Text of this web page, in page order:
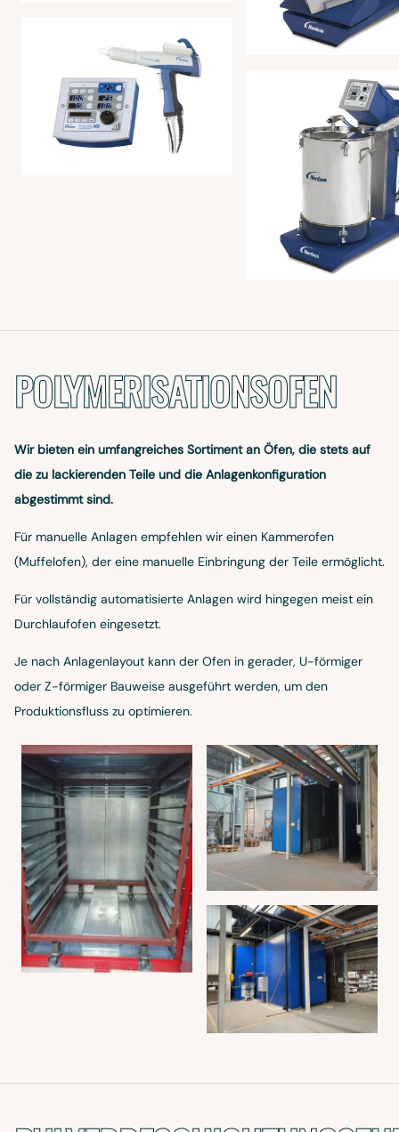
POLYMERISATIONSOFEN
Wir bieten ein umfangreiches Sortiment an Öfen, die stets auf
die zu lackierenden Teile und die Anlagenkonfiguration
abgestimmt sind.
Für manuelle Anlagen empfehlen wir einen Kammerofen
(Muffelofen), der eine manuelle Einbringung der Teile ermöglicht.
Für vollständig automatisierte Anlagen wird hingegen meist ein
Durchlaufofen eingesetzt.
Je nach Anlagenlayout kann der Ofen in gerader, U-förmiger
oder Z-förmiger Bauweise ausgeführt werden, um den
Produktionsfluss zu optimieren.